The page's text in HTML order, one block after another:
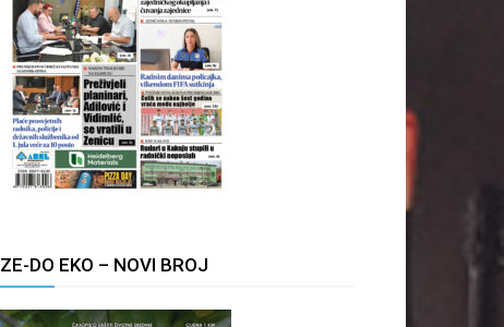
ZE-DO EKO – NOVI BROJ